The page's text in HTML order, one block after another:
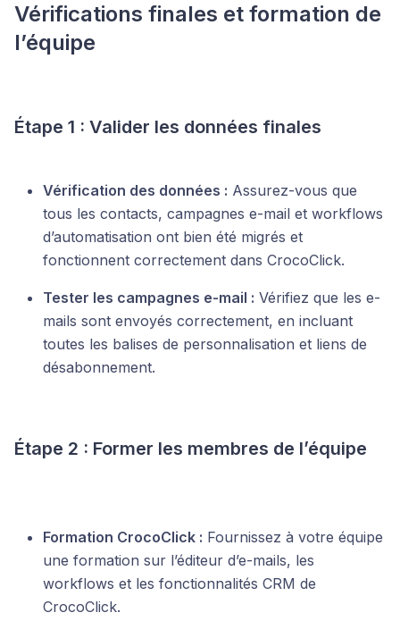
Vérifications finales et formation de
l’équipe
Étape 1 : Valider les données finales
Vérification des données : Assurez-vous que
tous les contacts, campagnes e-mail et workflows
d’automatisation ont bien été migrés et
fonctionnent correctement dans CrocoClick.
Tester les campagnes e-mail : Vérifiez que les e-
mails sont envoyés correctement, en incluant
toutes les balises de personnalisation et liens de
désabonnement.
Étape 2 : Former les membres de l’équipe
Formation CrocoClick : Fournissez à votre équipe
une formation sur l’éditeur d’e-mails, les
workflows et les fonctionnalités CRM de
CrocoClick.